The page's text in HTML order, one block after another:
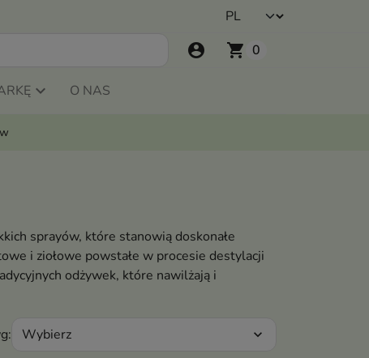
account_circle shopping_cart 0
O NAS
sprayów, które stanowią doskonałe
i ziołowe powstałe w procesie destylacji
odżywek, które nawilżają i
Wybierz expand_more